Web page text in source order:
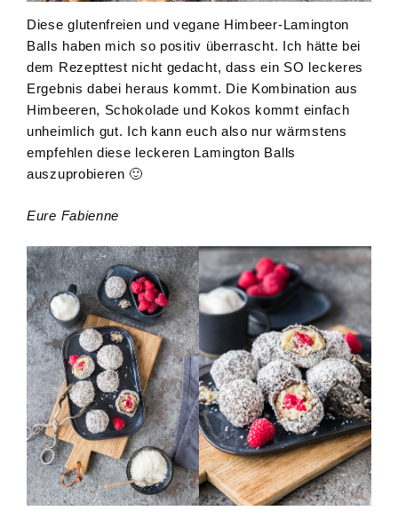
Diese glutenfreien und vegane Himbeer-Lamington
Balls haben mich so positiv überrascht. Ich hätte bei
dem Rezepttest nicht gedacht, dass ein SO leckeres
Ergebnis dabei heraus kommt. Die Kombination aus
Himbeeren, Schokolade und Kokos kommt einfach
unheimlich gut. Ich kann euch also nur wärmstens
empfehlen diese leckeren Lamington Balls
auszuprobieren 🙂
Eure Fabienne